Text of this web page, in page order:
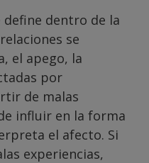
define dentro de la
se
el apego, la
por
de malas
influir en la forma
el afecto. Si
experiencias,